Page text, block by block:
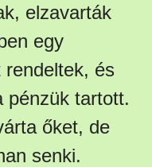
elzavarták
egy
és
pénzük tartott.
őket, de
senki.